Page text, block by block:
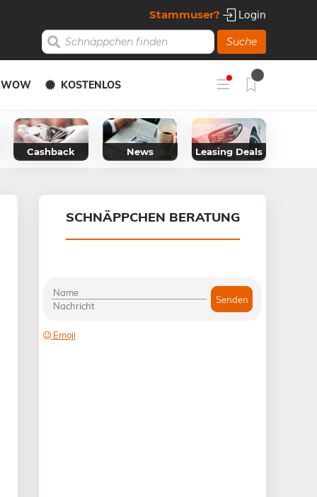
Stammuser? Login
Suche
WOW KOSTENLOS
Cashback News Leasing Deals
SCHNÄPPCHEN BERATUNG